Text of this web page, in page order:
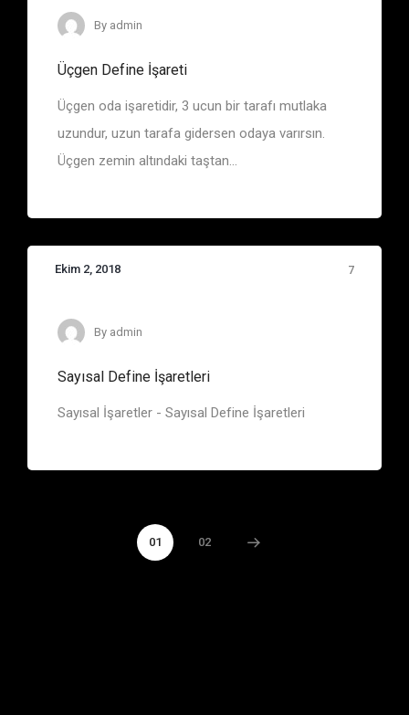
By admin
Üçgen Define İşareti
Üçgen oda işaretidir, 3 ucun bir tarafı mutlaka
uzundur, uzun tarafa gidersen odaya varırsın.
Üçgen zemin altındaki taştan...
Ekim 2, 2018 7
Sayıların Anlamları
By admin
Sayısal Define İşaretleri
Sayısal İşaretler - Sayısal Define İşaretleri
01 02